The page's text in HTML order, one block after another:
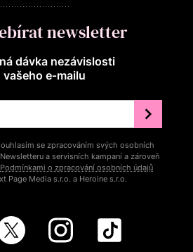
newsletter
dávka nezávislosti
vašeho e‑mailu
se zpracováním svých osobních
a servisních kampaní a zároveň
Podmínkami o zpracování osobních údajů
Page Media s.r.o. a Heroine s.r.o.